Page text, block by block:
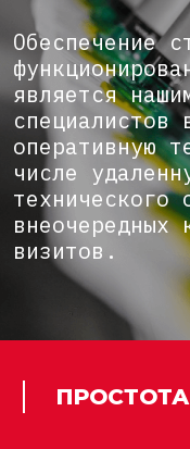
Обеспечение
является
специалистов
оперативную
числе
технического
внеочередных
визитов.